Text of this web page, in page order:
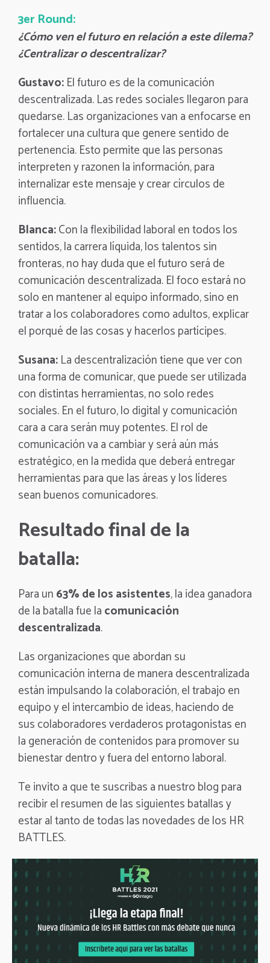
3er Round:
¿Cómo ven el futuro en relación a este dilema?
¿Centralizar o descentralizar?
Gustavo:El futuro es de la comunicación
descentralizada. Las redes sociales llegaron para
quedarse. Las organizaciones van a enfocarse en
fortalecer una cultura que genere sentido de
pertenencia. Esto permite que las personas
interpreten y razonen la información, para
internalizar este mensaje y crear círculos de
influencia.
Blanca:Con la flexibilidad laboral en todos los
sentidos, la carrera líquida, los talentos sin
fronteras, no hay duda que el futuro será de
comunicación descentralizada. El foco estará no
solo en mantener al equipo informado, sino en
tratar a los colaboradores como adultos, explicar
el porqué de las cosas y hacerlos partícipes.
Susana:La descentralización tiene que ver con
una forma de comunicar, que puede ser utilizada
con distintas herramientas, no solo redes
sociales. En el futuro, lo digital y comunicación
cara a cara serán muy potentes. El rol de
comunicación va a cambiar y será aún más
estratégico, en la medida que deberá entregar
herramientas para que las áreas y los líderes
sean buenos comunicadores.
Resultado final de la
batalla:
Para un63% de los asistentes, la idea ganadora
de la batalla fue lacomunicación
descentralizada.
Las organizaciones que abordan su
comunicación interna de manera descentralizada
están impulsando la colaboración, el trabajo en
equipo y el intercambio de ideas, haciendo de
sus colaboradores verdaderos protagonistas en
la generación de contenidos para promover su
bienestar dentro y fuera del entorno laboral.
Te invito a que te suscribas a nuestro blog para
recibir el resumen de las siguientes batallas y
estar al tanto de todas las novedades de los HR
BATTLES.